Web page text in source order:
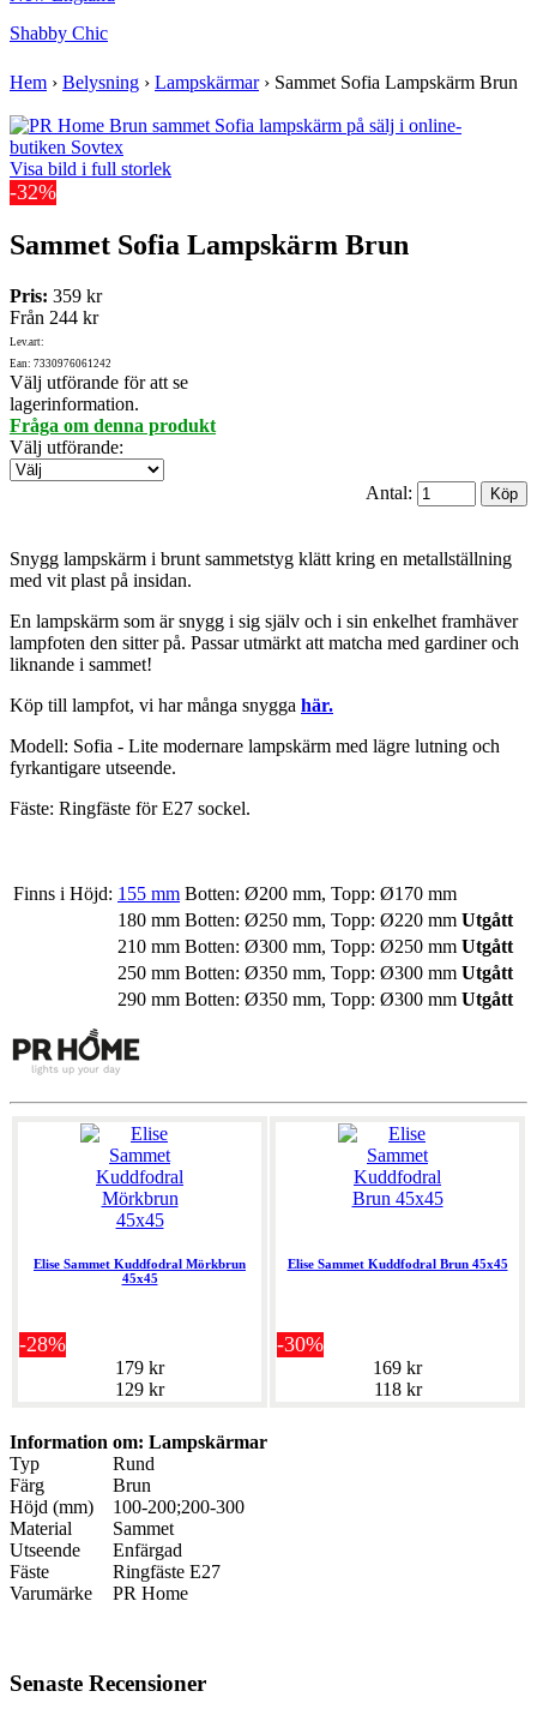
Shabby Chic
Hem › Belysning › Lampskärmar› Sammet Sofia Lampskärm Brun
Visa bild i full storlek
-32%
Sammet Sofia Lampskärm Brun
Pris: 359 kr
Från 244 kr
Lev.art:
Ean: 7330976061242
Välj utförande för att se
lagerinformation.
Fråga om denna produkt
Välj utförande:
Antal:
Snygg lampskärm i brunt sammetstyg klätt kring en metallställning
med vit plast på insidan.
En lampskärm som är snygg i sig själv och i sin enkelhet framhäver
lampfoten den sitter på. Passar utmärkt att matcha med gardiner och
liknande i sammet!
Köp till lampfot, vi har många snygga här.
Modell: Sofia - Lite modernare lampskärm med lägre lutning och
fyrkantigare utseende.
Fäste: Ringfäste för E27 sockel.
Finns i Höjd: 155 mm Botten: Ø200 mm, Topp: Ø170 mm
180 mm Botten: Ø250 mm, Topp: Ø220 mm Utgått
210 mm Botten: Ø300 mm, Topp: Ø250 mm Utgått
250 mm Botten: Ø350 mm, Topp: Ø300 mm Utgått
290 mm Botten: Ø350 mm, Topp: Ø300 mm Utgått
Elise Sammet Kuddfodral Mörkbrun
45x45
-28%
179 kr
129 kr
Elise Sammet Kuddfodral Brun 45x45
-30%
169 kr
118 kr
Information om: Lampskärmar
Typ
Rund
Färg
Brun
Höjd (mm)
100-200;200-300
Material
Sammet
Utseende
Enfärgad
Fäste
Ringfäste E27
Varumärke
PR Home
Senaste Recensioner